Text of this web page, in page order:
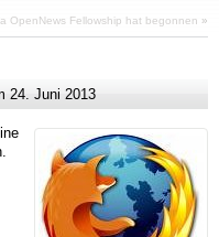
OpenNews Fellowship hat begonnen »
24. Juni 2013